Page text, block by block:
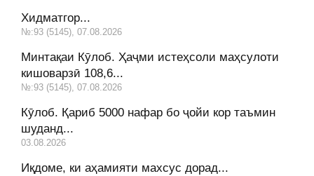
Хидматгор...
№:93 (5145), 07.08.2026
Минтақаи Кӯлоб. Ҳаҷми истеҳсоли маҳсулоти
кишоварзӣ 108,6...
№:93 (5145), 07.08.2026
Кӯлоб. Қариб 5000 нафар бо ҷойи кор таъмин
шуданд...
03.08.2026
Иқдоме, ки аҳамияти махсус дорад...